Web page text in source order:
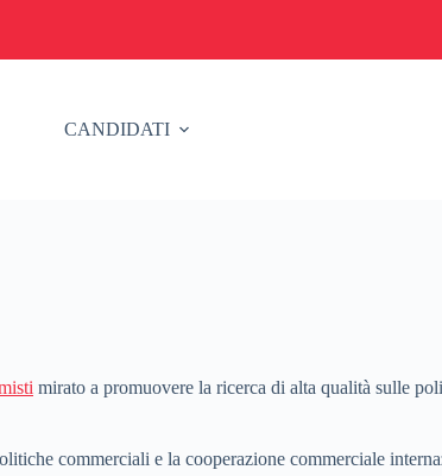
CANDIDATI
mirato a promuovere la ricerca di alta qualità sulle
commerciali e la cooperazione commerciale